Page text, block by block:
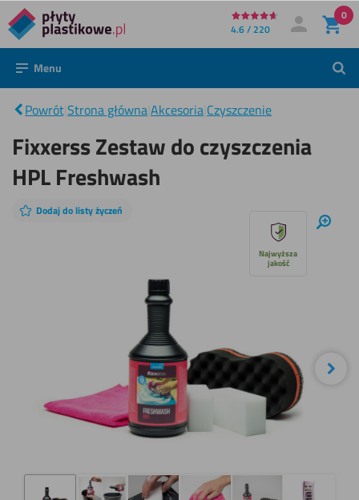
Bezpośrednio
do
treści
4.6 / 220 Moje konto
Zaloguj się
0
Menu
PowrótStrona głównaAkcesoria Czyszczenie
Fixxerss
czyszczenia
HPL
Freshwash
Fixxerss Zestaw do czyszczenia
HPL Freshwash
Dodaj do listy życzeń
Najwyższa
jakość